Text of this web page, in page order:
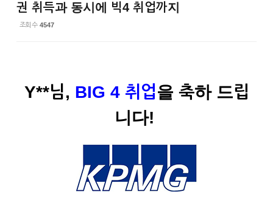
권 취득과 동시에 빅4 취업까지
조회 수 4547
Y**님, BIG 4 취업을 축하 드립
니다!